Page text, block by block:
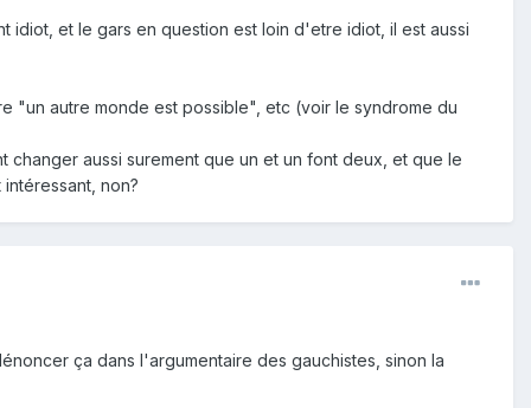
et le gars en question est loin d'etre idiot, il est aussi
"un autre monde est possible", etc (voir le syndrome du
aussi surement que un et un font deux, et que le
non?
ça dans l'argumentaire des gauchistes, sinon la